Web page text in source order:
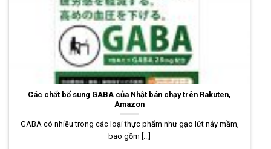
Các chất bổ sung GABA của Nhật bán chạy trên Rakuten,
Amazon
GABA có nhiều trong các loại thực phẩm như gạo lứt nảy mầm,
bao gồm [...]